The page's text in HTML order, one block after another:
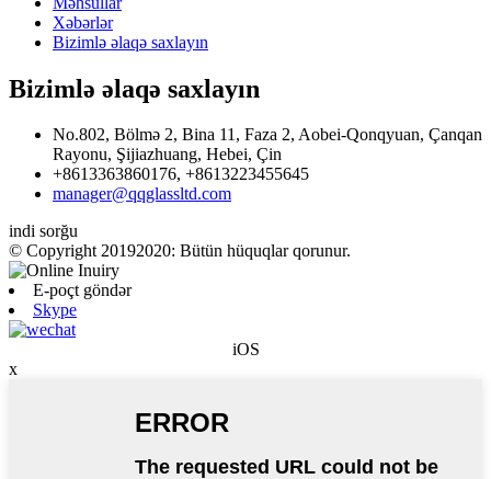
Xəbərlər
Bizimlə əlaqə saxlayın
Bizimlə əlaqə saxlayın
No.802, Bölmə 2, Bina 11, Faza 2, Aobei-Qonqyuan, Çanqan
Rayonu, Şijiazhuang, Hebei, Çin
+8613363860176, +8613223455645
manager@qqglassltd.com
indi sorğu
© Copyright 20192020: Bütün hüquqlar qorunur.
E-poçt göndər
Skype
iOS
x